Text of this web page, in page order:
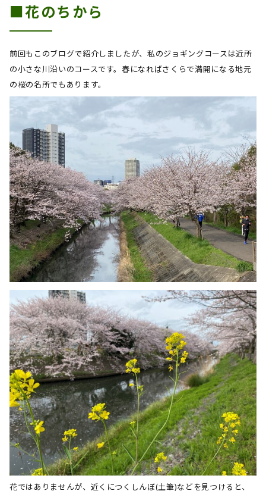
■花のちから
前回もこのブログで紹介しましたが、私のジョギングコースは近所
の小さな川沿いのコースです。春になればさくらで満開になる地元
の桜の名所でもあります。
花ではありませんが、近くにつくしんぼ(土筆)などを見つけると、